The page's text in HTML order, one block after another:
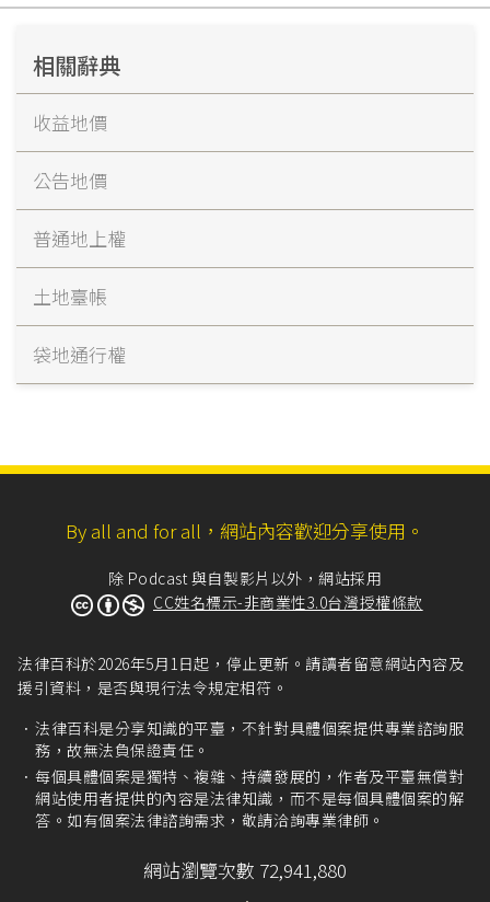
相關辭典
收益地價
公告地價
普通地上權
土地臺帳
袋地通行權
By all and for all，網站內容歡迎分享使用。
除 Podcast 與自製影片以外，網站採用
CC姓名標示-非商業性3.0台灣授權條款
法律百科於2026年5月1日起，停止更新。請讀者留意網站內容及
援引資料，是否與現行法令規定相符。
法律百科是分享知識的平臺，不針對具體個案提供專業諮詢服
務，故無法負保證責任。
每個具體個案是獨特、複雜、持續發展的，作者及平臺無償對
網站使用者提供的內容是法律知識，而不是每個具體個案的解
答。如有個案法律諮詢需求，敬請洽詢專業律師。
網站瀏覽次數 72,941,880